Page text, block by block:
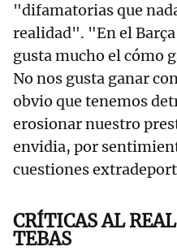
"difamatorias que
realidad". "En el
gusta mucho el cómo
No nos gusta ganar
obvio que tenemos
erosionar nuestro
envidia, por
cuestiones
CRÍTICAS AL
TEBAS